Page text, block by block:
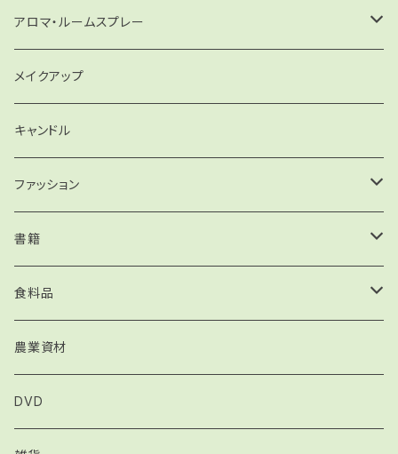
リップケア・ハンドケア
クレンジング
デオドラント
住まいの洗剤
食器洗い
アロマ・ルームスプレー
精油
ルームスプレー
キャンドル
メイクアップ
キャンドル
ファッション
バッグ
書籍
手引書
インナーチャイルド関連書籍
フラワーエッセンス関連書籍
食料品
オイル
ハーブティー
農業資材
DVD